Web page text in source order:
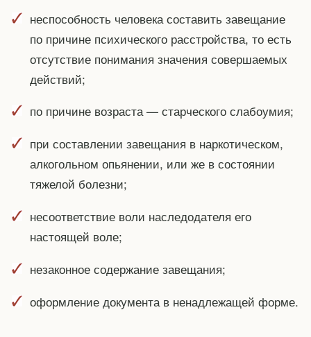
неспособность человека составить завещание
по причине психического расстройства, то есть
отсутствие понимания значения совершаемых
действий;
по причине возраста — старческого слабоумия;
при составлении завещания в наркотическом,
алкогольном опьянении, или же в состоянии
тяжелой болезни;
несоответствие воли наследодателя его
настоящей воле;
незаконное содержание завещания;
оформление документа в ненадлежащей форме.